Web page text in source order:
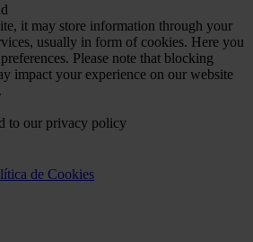
it may store information through your
usually in form of cookies. Here you
Please note that blocking
impact your experience on our website
to our privacy policy
de Cookies